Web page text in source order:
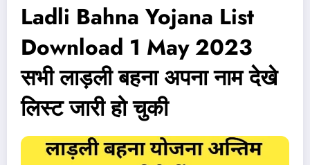
Ladli Bahna Yojana List
Download 1 May 2023
सभी लाड़ली बहना अपना नाम देखे
लिस्ट जारी हो चुकी